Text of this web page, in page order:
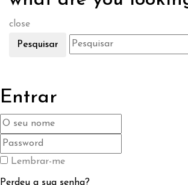
close
Pesquisar
Entrar
Lembrar-me
Perdeu a sua senha?